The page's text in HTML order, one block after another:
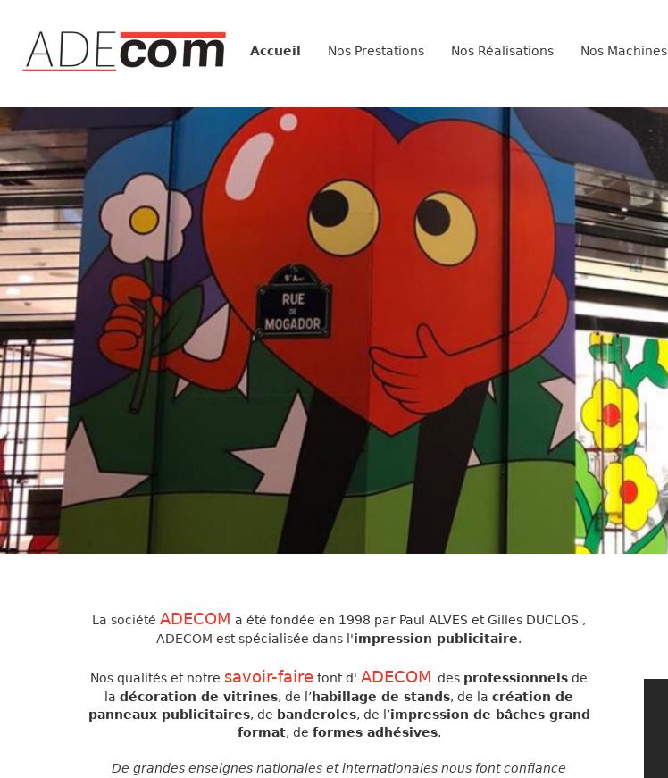
Accueil Nos Prestations Nos Réalisations Nos Machines
La société ADECOM a été fondée en 1998 par Paul ALVES et Gilles DUCLOS ,
ADECOM est spécialisée dans l'impression publicitaire.
Nos qualités et notre savoir-faire font d' ADECOM des professionnels de
la décoration de vitrines, de l’habillage de stands, de la création de
panneaux publicitaires, de banderoles, de l’impression de bâches grand
format, de formes adhésives.
De grandes enseignes nationales et internationales nous font confiance